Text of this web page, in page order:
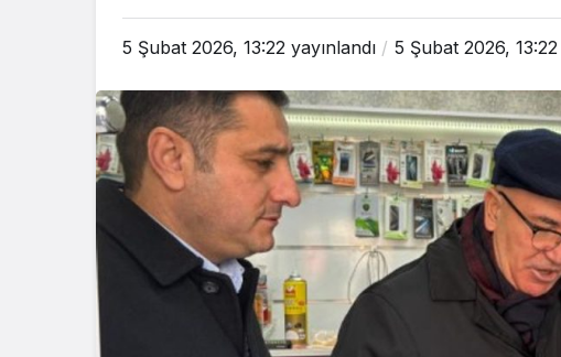
5 Şubat 2026, 13:22 yayınlandı 5 Şubat 2026, 13:22